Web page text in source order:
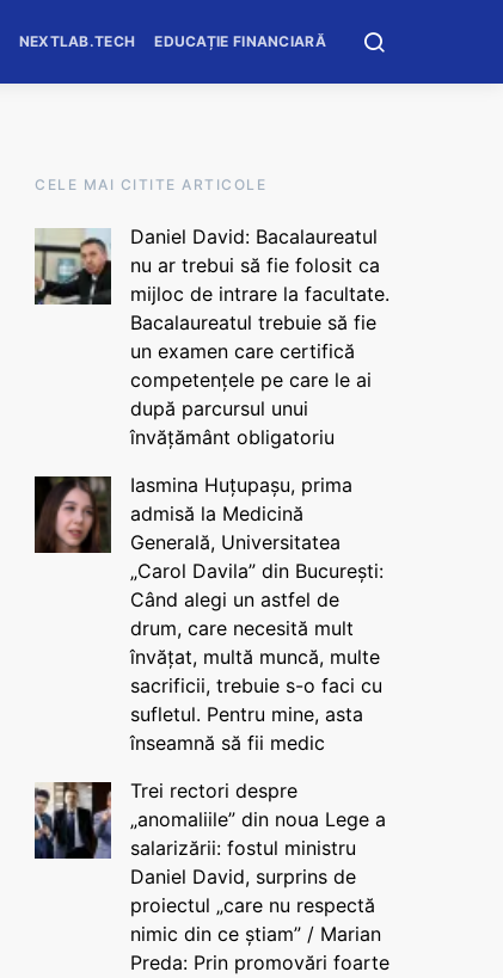
NEXTLAB.TECH EDUCAȚIE FINANCIARĂ
CELE MAI CITITE ARTICOLE
Daniel David: Bacalaureatul
nu ar trebui să fie folosit ca
mijloc de intrare la facultate.
Bacalaureatul trebuie să fie
un examen care certifică
competențele pe care le ai
după parcursul unui
învățământ obligatoriu
Iasmina Huțupașu, prima
admisă la Medicină
Generală, Universitatea
„Carol Davila” din București:
Când alegi un astfel de
drum, care necesită mult
învățat, multă muncă, multe
sacrificii, trebuie s-o faci cu
sufletul. Pentru mine, asta
înseamnă să fii medic
Trei rectori despre
„anomaliile” din noua Lege a
salarizării: fostul ministru
Daniel David, surprins de
proiectul „care nu respectă
nimic din ce știam” / Marian
Preda: Prin promovări foarte